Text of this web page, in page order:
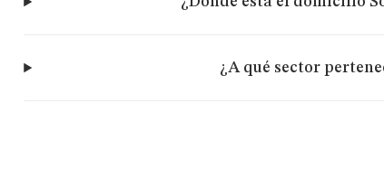
¿A qué sector